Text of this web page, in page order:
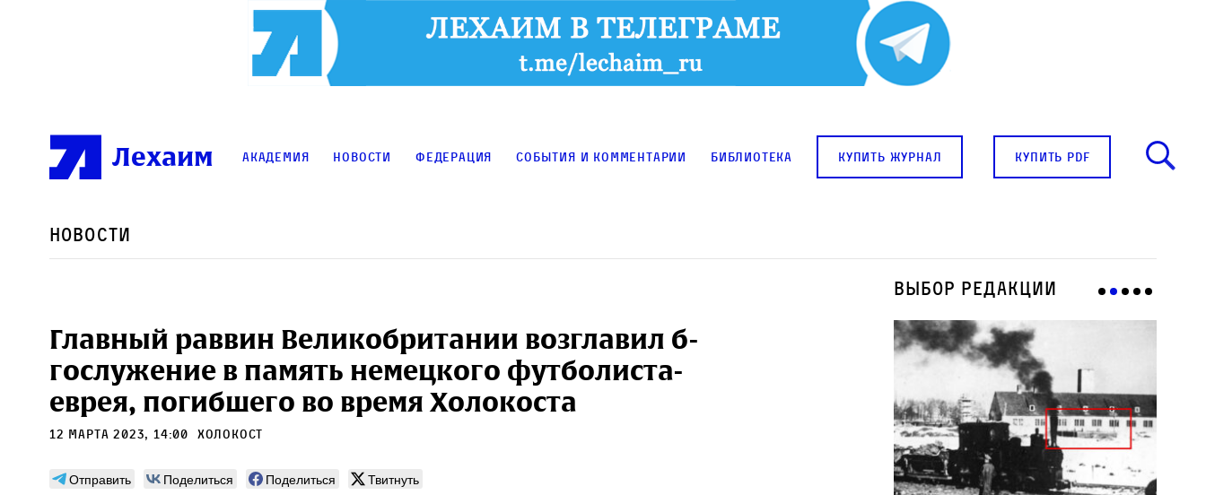
Лехаим Академия Новости Федерация События и комментарии Библиотека купить журнал купить pdf
Новости
Главный раввин Великобритании возглавил б-
гослужение в память немецкого футболиста-
еврея, погибшего во время Холокоста
12 марта 2023, 14:00 Холокост
Отправить Поделиться Поделиться Твитнуть
Выбор редакции